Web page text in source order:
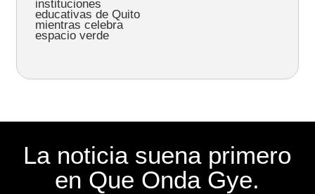
instituciones
educativas de Quito
mientras celebra
espacio verde
La noticia suena primero
en Que Onda Gye.